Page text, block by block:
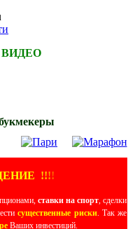
!!!!
ставки на спорт, сделки
существенные риски. Так же
Ваших инвестиций.